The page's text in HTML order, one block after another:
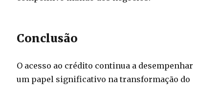
Conclusão
O acesso ao crédito continua a desempenhar
um papel significativo na transformação do